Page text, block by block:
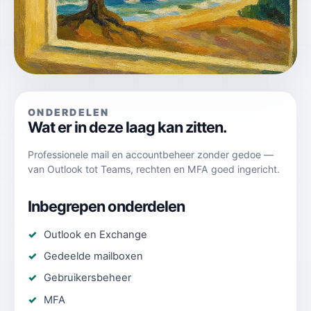
ONDERDELEN
Wat er in deze laag kan zitten.
Professionele mail en accountbeheer zonder gedoe —
van Outlook tot Teams, rechten en MFA goed ingericht.
Inbegrepen onderdelen
Outlook en Exchange
Gedeelde mailboxen
Gebruikersbeheer
MFA